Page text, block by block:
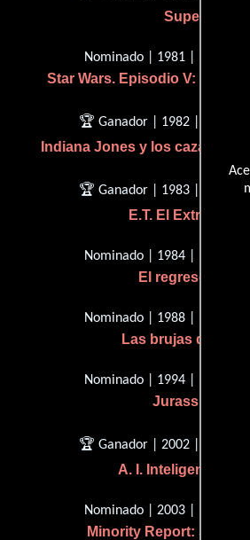
Superman
Nominado | 1981 | Mejor
Star Wars. Episodio V: El
🏆 Ganador | 1982 | Mejor
Indiana Jones y los cazadores
🏆 Ganador | 1983 | Mejor
E.T. El
Nominado | 1984 | Mejor
El regreso del
Nominado | 1988 | Mejor
Las brujas de
Nominado | 1994 | Mejor
Jurassic Park
🏆 Ganador | 2002 | Mejor
A. I. Inteligencia
Nominado | 2003 | Mejor
Minority Report: